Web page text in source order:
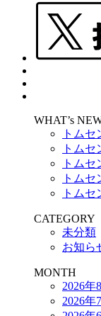
WHAT’s
トム
トム
トム
トム
トム
CATEGORY
未分類
お知ら
MONTH
2026年
2026年